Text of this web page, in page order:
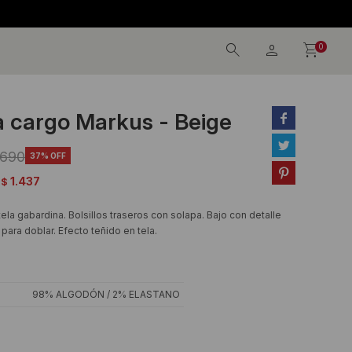
0
cargo Markus - Beige
37
$ 1.437
gabardina. Bolsillos traseros con solapa. Bajo con detalle
doblar. Efecto teñido en tela.
98% ALGODÓN / 2% ELASTANO


